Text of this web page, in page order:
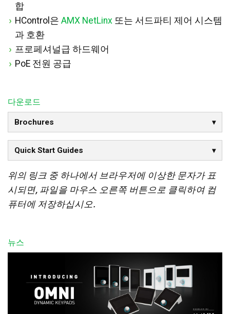
합
HControl은 AMX NetLinx 또는 서드파티 제어 시스템
과 호환
프로페셔널급 하드웨어
PoE 전원 공급
다운로드
Brochures
Quick Start Guides
위의 링크 중 하나에서 브라우저에 이상한 문자가 표
시되면, 파일을 마우스 오른쪽 버튼으로 클릭하여 컴
퓨터에 저장하십시오.
뉴스